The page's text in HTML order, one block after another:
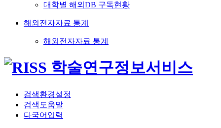
대학별 해외DB 구독현황
해외전자자료 통계
해외전자자료 통계
검색환경설정
검색도움말
다국어입력